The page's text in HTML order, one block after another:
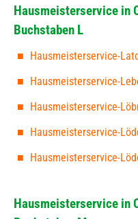
Hausmeisterservice in
Buchstaben L
Hausmeisterservice-
Hausmeisterservice-
Hausmeisterservice-
Hausmeisterservice-
Hausmeisterservice-
Hausmeisterservice in